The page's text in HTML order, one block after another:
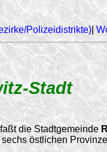
Polizeidistrikte)
Stadt
die Stadtgemeinde
östlichen